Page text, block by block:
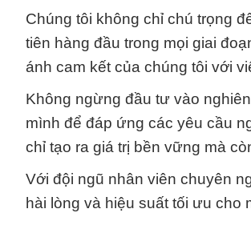
Chúng tôi không chỉ chú trọng
tiên hàng đầu trong mọi giai
ánh cam kết của chúng tôi với
Không ngừng đầu tư vào
mình để đáp ứng các yêu cầu
chỉ tạo ra giá trị bền vững mà
Với đội ngũ nhân viên chuyên
hài lòng và hiệu suất tối ưu